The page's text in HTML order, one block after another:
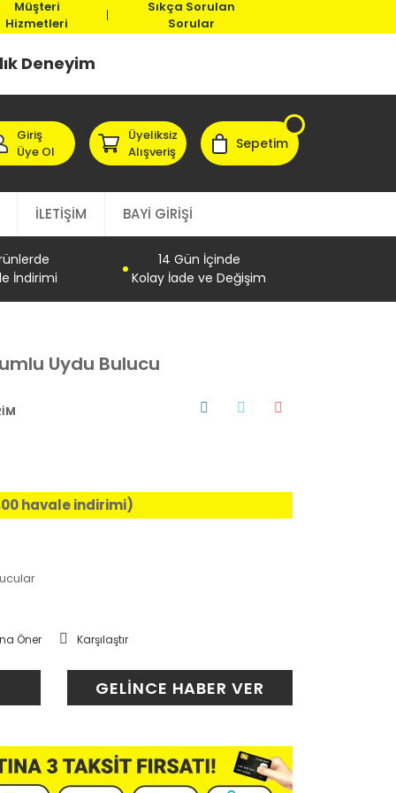
Müşteri
Hizmetleri
Sıkça Sorulan
Sorular
Deneyim
Giriş
Üye Ol
Üyeliksiz
Alışveriş
Sepetim
İLETİŞİM BAYİ GİRİŞİ
İndirimi
14 Gün İçinde
Kolay İade ve Değişim
Uydu Bulucu
havale indirimi)
Öner Karşılaştır
GELİNCE HABER VER